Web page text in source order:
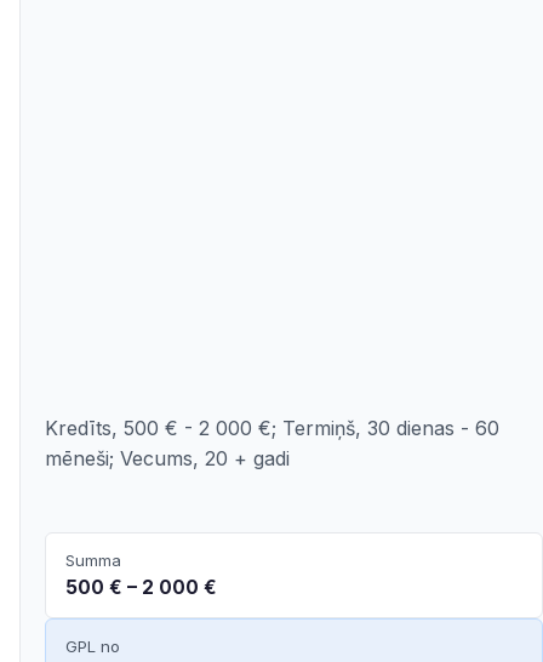
Kredīts, 500 € - 2 000 €; Termiņš, 30 dienas - 60
mēneši; Vecums, 20 + gadi
Summa
500 € – 2 000 €
GPL no